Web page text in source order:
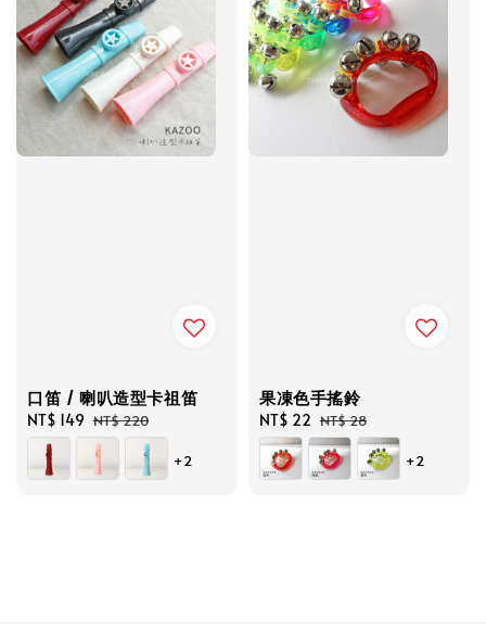
口笛 / 喇叭造型卡祖笛
Sale
price
NT$ 149 Regular
price
NT$ 220
+2
果凍色手搖鈴
Sale
price
NT$ 22 Regular
price
NT$ 28
+2